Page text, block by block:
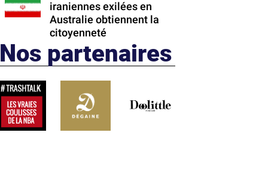
iraniennes exilées en
Australie obtiennent la
citoyenneté
Nos partenaires